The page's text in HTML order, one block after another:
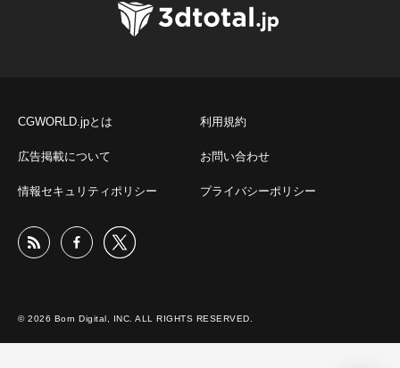
CGWORLD.jpとは 利用規約
広告掲載について お問い合わせ
情報セキュリティポリシー プライバシーポリシー
© 2026 Born Digital, INC. ALL RIGHTS RESERVED.